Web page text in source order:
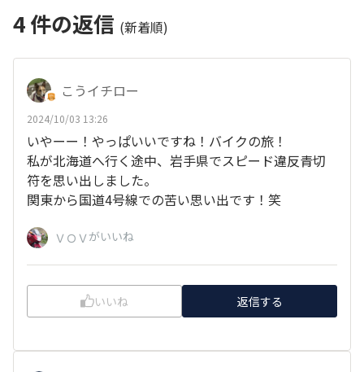
4件の返信 (新着順)
こうイチロー
2024/10/03 13:26
いやーー！やっぱいいですね！バイクの旅！
私が北海道へ行く途中、岩手県でスピード違反青切
符を思い出しました。
関東から国道4号線での苦い思い出です！笑
ＶＯＶがいいね
いいね 返信する